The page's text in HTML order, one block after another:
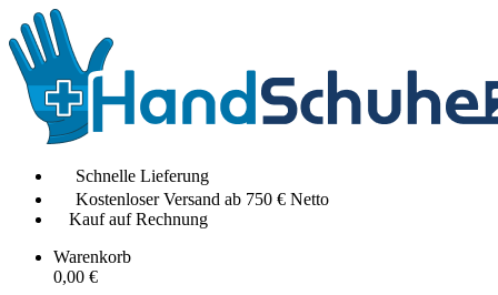
Schnelle Lieferung
Kostenloser Versand ab 750 € Netto
Kauf auf Rechnung
Warenkorb
0,00 €